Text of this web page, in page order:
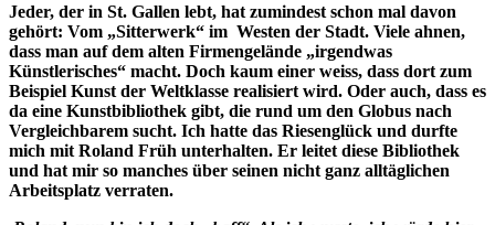
Jeder, der in St. Gallen lebt, hat zumindest schon mal davon
gehört: Vom „Sitterwerk“ im Westen der Stadt. Viele ahnen,
dass man auf dem alten Firmengelände „irgendwas
Künstlerisches“ macht. Doch kaum einer weiss, dass dort zum
Beispiel Kunst der Weltklasse realisiert wird. Oder auch, dass es
da eine Kunstbibliothek gibt, die rund um den Globus nach
Vergleichbarem sucht. Ich hatte das Riesenglück und durfte
mich mit Roland Früh unterhalten. Er leitet diese Bibliothek
und hat mir so manches über seinen nicht ganz alltäglichen
Arbeitsplatz verraten.